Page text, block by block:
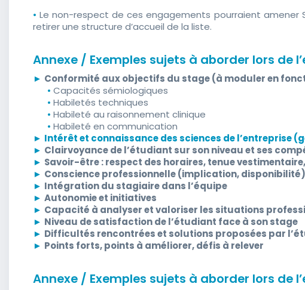
•Le non-respect de ces engagements pourraient
retirer une structure d’accueil de la liste.
Annexe / Exemples sujets à aborder lors de
► Conformité aux objectifs du stage (à moduler en
• Capacités sémiologiques
• Habiletés techniques
• Habileté au raisonnement clinique
• Habileté en communication
► Intérêt et connaissance des sciences de l’entreprise
► Clairvoyance de l’étudiant sur son niveau et ses
► Savoir-être : respect des horaires, tenue
► Conscience professionnelle (implication, disponibilité)
► Intégration du stagiaire dans l’équipe
► Autonomie et initiatives
► Capacité à analyser et valoriser les situations
► Niveau de satisfaction de l’étudiant face à son stage
► Difficultés rencontrées et solutions proposées par
► Points forts, points à améliorer, défis à relever
Annexe / Exemples sujets à aborder lors de